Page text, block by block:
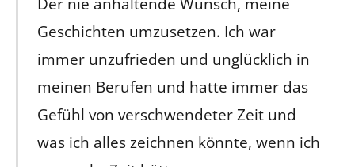
Geschichten umzusetzen. Ich war
immer unzufrieden und unglücklich in
meinen Berufen und hatte immer das
Gefühl von verschwendeter Zeit und
was ich alles zeichnen könnte, wenn ich